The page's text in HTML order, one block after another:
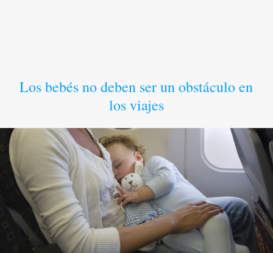
Los bebés no deben ser un obstáculo en
los viajes